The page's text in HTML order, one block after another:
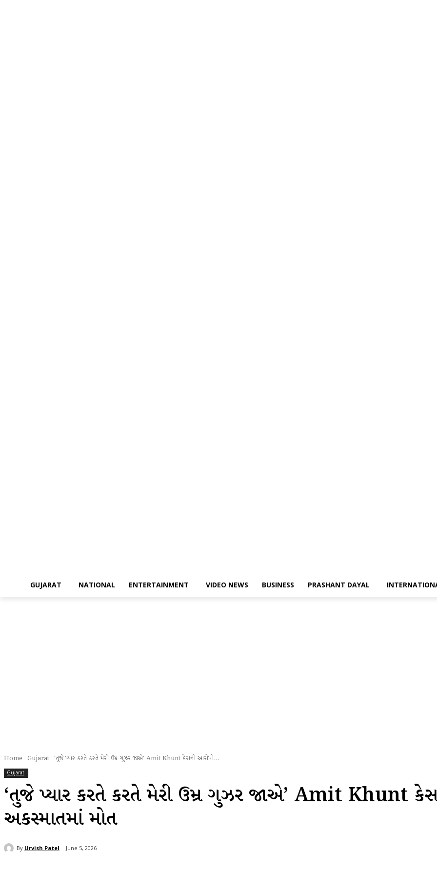
GUJARAT NATIONAL ENTERTAINMENT VIDEO NEWS BUSINESS PRASHANT DAYAL
Home Gujarat 'તુજે પ્યાર કરતે કરતે મેરી ઉમ્ર ગુઝર જાએ' Amit Khunt કેસની આરોપી...
Gujarat
‘તુજે પ્યાર કરતે કરતે મેરી ઉમ્ર ગુઝર જાએ’ Amit Khunt
અકસ્માતમાં મોત
By Urvish Patel June 5, 2026